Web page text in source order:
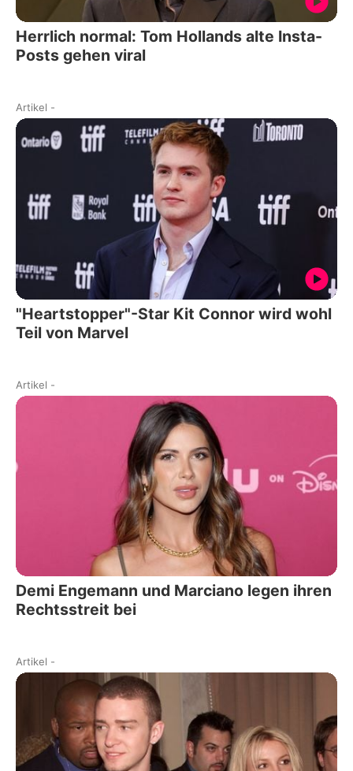
Herrlich normal: Tom Hollands alte Insta-
Posts gehen viral
Artikel -
"Heartstopper"-Star Kit Connor wird wohl
Teil von Marvel
Artikel -
Demi Engemann und Marciano legen ihren
Rechtsstreit bei
Artikel -